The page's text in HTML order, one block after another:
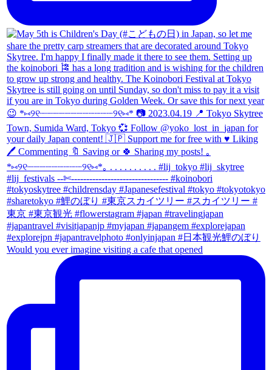
Would you ever imagine visiting a cafe that opened